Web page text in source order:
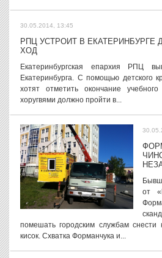
30.05.2014, 13:45
РПЦ УСТРОИТ В ЕКАТЕРИНБУРГЕ
ХОД
Екатеринбургская епархия РПЦ
Екатеринбурга. С помощью детского
хотят отметить окончание
хоругвями должно пройти в...
от
помешать городским службам снести
кисок. Схватка Форманчука и...